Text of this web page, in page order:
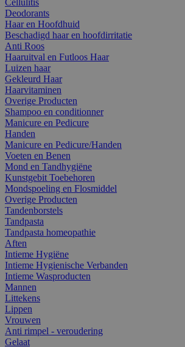
Deodorants
Haar en Hoofdhuid
Beschadigd haar en hoofdirritatie
Anti Roos
Haaruitval en Futloos Haar
Luizen haar
Gekleurd Haar
Haarvitaminen
Overige Producten
Shampoo en conditionner
Manicure en Pedicure
Handen
Manicure en Pedicure/Handen
Voeten en Benen
Mond en Tandhygiëne
Kunstgebit Toebehoren
Mondspoeling en Flosmiddel
Overige Producten
Tandenborstels
Tandpasta
Tandpasta homeopathie
Aften
Intieme Hygiëne
Intieme Hygienische Verbanden
Intieme Wasproducten
Mannen
Littekens
Lippen
Vrouwen
Anti rimpel - veroudering
Gelaat